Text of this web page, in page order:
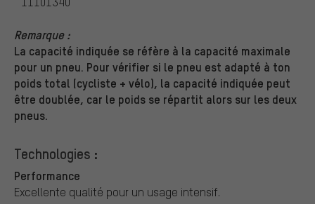
Remarque :
La capacité indiquée se réfère à la capacité maximale
pour un pneu. Pour vérifier si le pneu est adapté à ton
poids total (cycliste + vélo), la capacité indiquée peut
être doublée, car le poids se répartit alors sur les deux
pneus.
Technologies :
Performance
Excellente qualité pour un usage intensif.